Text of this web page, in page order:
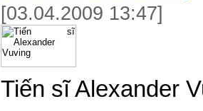
[03.04.2009 13:47]
Tiến sĩ Alexander